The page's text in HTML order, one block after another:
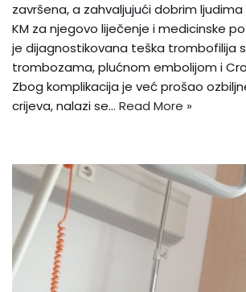
završena, a zahvaljujući dobrim
KM za njegovo liječenje i medicinske
je dijagnostikovana teška trombofilija
trombozama, plućnom embolijom i
Zbog komplikacija je već prošao
crijeva, nalazi se… Read More »